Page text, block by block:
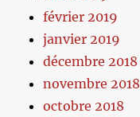
février 2019
janvier 2019
décembre 2018
novembre 2018
octobre 2018